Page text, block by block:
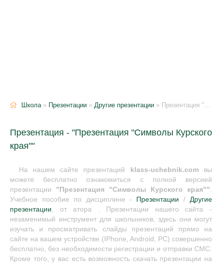
Школа» Презентации » Другие презентации » Презентация "Символы Курского края"
Презентация - "Презентация "Символы Курского
края""
На нашем сайте презентаций klass-uchebnik.comвы
можете бесплатно ознакомиться с полной версией
презентации "Презентация "Символы Курского края"".
Учебное пособие по дисциплине -
Презентации /Другие
презентации, от атора . Презентации нашего сайта -
незаменимый инструмент для школьников, здесь они могут
изучать и просматривать слайды презентаций прямо на
сайте на вашем устройстве (IPhone, Android, PC) совершенно
бесплатно, без необходимости регистрации и отправки СМС.
Кроме того, у вас есть возможность скачать презентации на